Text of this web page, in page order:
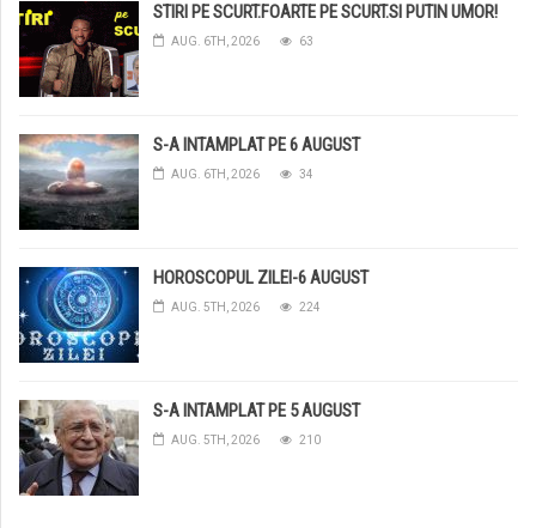
STIRI PE SCURT.FOARTE PE SCURT.SI PUTIN UMOR!
AUG. 6TH, 2026 63
S-A INTAMPLAT PE 6 AUGUST
AUG. 6TH, 2026 34
HOROSCOPUL ZILEI-6 AUGUST
AUG. 5TH, 2026 224
S-A INTAMPLAT PE 5 AUGUST
AUG. 5TH, 2026 210